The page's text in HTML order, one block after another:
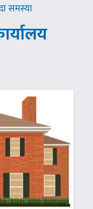
समस्या